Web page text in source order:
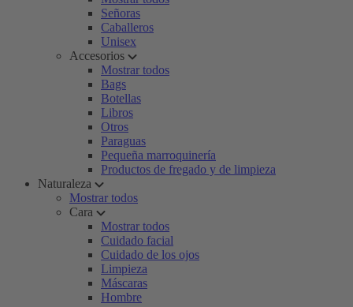
Señoras
Caballeros
Unisex
Accesorios
Mostrar todos
Bags
Botellas
Libros
Otros
Paraguas
Pequeña marroquinería
Productos de fregado y de limpieza
Naturaleza
Mostrar todos
Cara
Mostrar todos
Cuidado facial
Cuidado de los ojos
Limpieza
Máscaras
Hombre